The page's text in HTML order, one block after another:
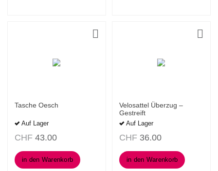
Tasche Oesch
Auf Lager
CHF43.00
in den Warenkorb
Velosattel Überzug –
Gestreift
Auf Lager
CHF 36.00
in den Warenkorb